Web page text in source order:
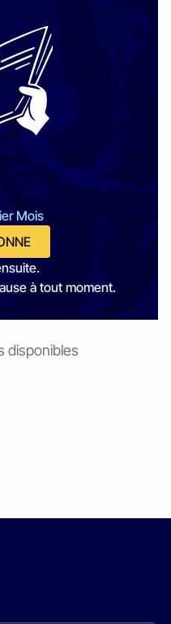
Mois
à tout moment.
disponibles